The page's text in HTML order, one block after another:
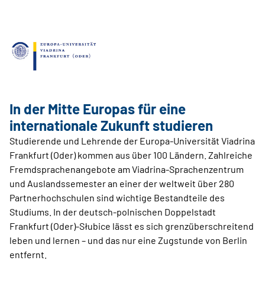
In der Mitte Europas für eine
internationale Zukunft studieren
Studierende und Lehrende der Europa-Universität Viadrina
Frankfurt (Oder) kommen aus über 100 Ländern. Zahlreiche
Fremdsprachenangebote am Viadrina-Sprachenzentrum
und Auslandssemester an einer der weltweit über 280
Partnerhochschulen sind wichtige Bestandteile des
Studiums. In der deutsch-polnischen Doppelstadt
Frankfurt (Oder)-Słubice lässt es sich grenzüberschreitend
leben und lernen – und das nur eine Zugstunde von Berlin
entfernt.